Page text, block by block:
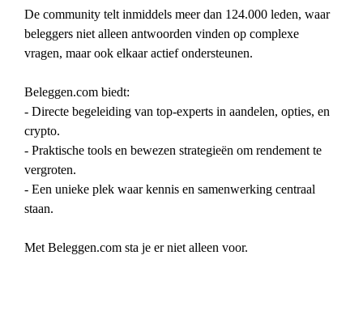
De community telt inmiddels meer dan 124.000 leden, waar
beleggers niet alleen antwoorden vinden op complexe
vragen, maar ook elkaar actief ondersteunen.
Beleggen.com biedt:
- Directe begeleiding van top-experts in aandelen, opties, en
crypto.
- Praktische tools en bewezen strategieën om rendement te
vergroten.
- Een unieke plek waar kennis en samenwerking centraal
staan.
Met Beleggen.com sta je er niet alleen voor.